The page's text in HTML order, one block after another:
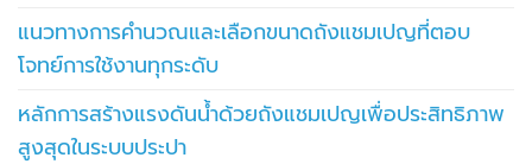
แนวทางการคำนวณและเลือกขนาดถังแชมเปญที่ตอบ
โจทย์การใช้งานทุกระดับ
หลักการสร้างแรงดันน้ำด้วยถังแชมเปญเพื่อประสิทธิภาพ
สูงสุดในระบบประปา